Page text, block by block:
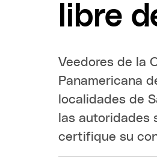
libre
Veedores de la
Panamericana
localidades de
las autoridades
certifique su